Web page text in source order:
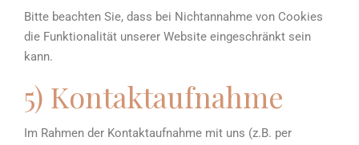
Bitte beachten Sie, dass bei Nichtannahme von Cookies
die Funktionalität unserer Website eingeschränkt sein
kann.
5) Kontaktaufnahme
Im Rahmen der Kontaktaufnahme mit uns (z.B. per